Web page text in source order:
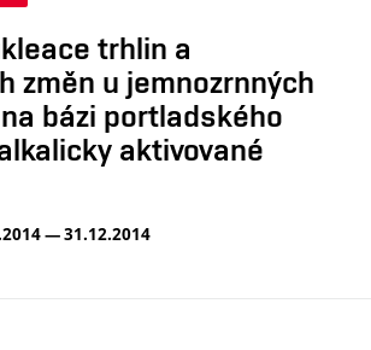
trhlin a
změn u jemnozrnných
bázi portladského
aktivované
— 31.12.2014